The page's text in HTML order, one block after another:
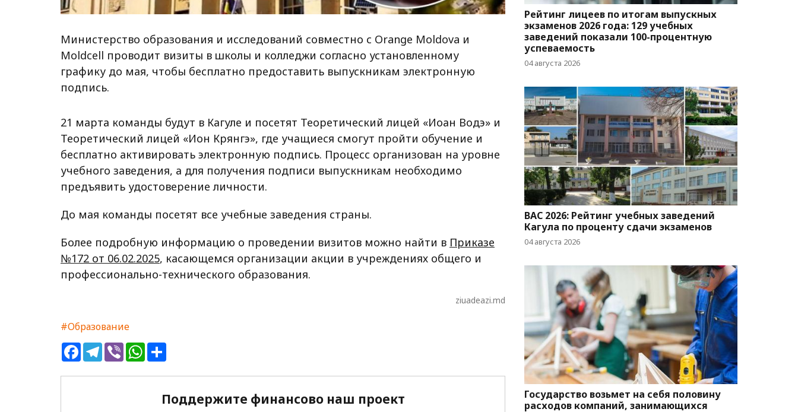
Министерство образования и исследований совместно с Orange Moldova и
Moldcell проводит визиты в школы и колледжи согласно установленному
графику до мая, чтобы бесплатно предоставить выпускникам электронную
подпись.
21 марта команды будут в Кагуле и посетят Теоретический лицей «Иоан Водэ» и
Теоретический лицей «Ион Крянгэ», где учащиеся смогут пройти обучение и
бесплатно активировать электронную подпись. Процесс организован на уровне
учебного заведения, а для получения подписи выпускникам необходимо
предъявить удостоверение личности.
До мая команды посетят все учебные заведения страны.
Более подробную информацию о проведении визитов можно найти в Приказе
№172 от 06.02.2025, касающемся организации акции в учреждениях общего и
профессионально-технического образования.
ziuadeazi.md
#Образование
FacebookTelegram
ViberWhatsApp
Поддержите финансово наш проект
Рейтинг лицеев по итогам выпускных
экзаменов 2026 года: 129 учебных
заведений показали 100-процентную
успеваемость
04 августа 2026
BAC 2026: Рейтинг учебных заведений
Кагула по проценту сдачи экзаменов
04 августа 2026
Государство возьмет на себя половину
расходов компаний, занимающихся